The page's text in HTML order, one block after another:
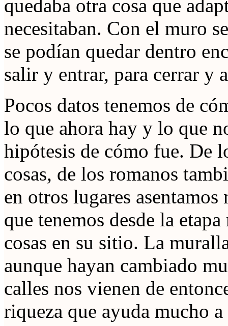
quedaba otra cosa que
necesitaban. Con el muro
se podían quedar dentro
salir y entrar, para cerrar y
Pocos datos tenemos de
lo que ahora hay y lo que
hipótesis de cómo fue. De
cosas, de los romanos
en otros lugares
que tenemos desde la
cosas en su sitio. La
aunque hayan cambiado
calles nos vienen de
riqueza que ayuda mucho